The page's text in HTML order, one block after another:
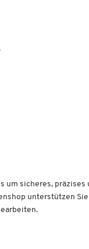
um sicheres,
unterstützen